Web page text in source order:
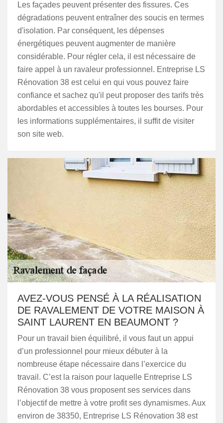
Les façades peuvent présenter des fissures. Ces
dégradations peuvent entraîner des soucis en termes
d'isolation. Par conséquent, les dépenses
énergétiques peuvent augmenter de manière
considérable. Pour régler cela, il est nécessaire de
faire appel à un ravaleur professionnel. Entreprise LS
Rénovation 38 est celui en qui vous pouvez faire
confiance et sachez qu'il peut proposer des tarifs très
abordables et accessibles à toutes les bourses. Pour
les informations supplémentaires, il suffit de visiter
son site web.
AVEZ-VOUS PENSÉ À LA RÉALISATION
DE RAVALEMENT DE VOTRE MAISON À
SAINT LAURENT EN BEAUMONT ?
Pour un travail bien équilibré, il vous faut un appui
d’un professionnel pour mieux débuter à la
nombreuse étape nécessaire dans l’exercice du
travail. C’est la raison pour laquelle Entreprise LS
Rénovation 38 vous proposent ses services dans
l’objectif de mettre à votre profit ses dynamismes. Aux
environ de 38350, Entreprise LS Rénovation 38 est